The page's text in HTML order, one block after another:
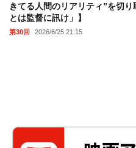
きてる人間のリアリティ”を切
とは監督に訊け」】
第30回 2026/6/25 21:15